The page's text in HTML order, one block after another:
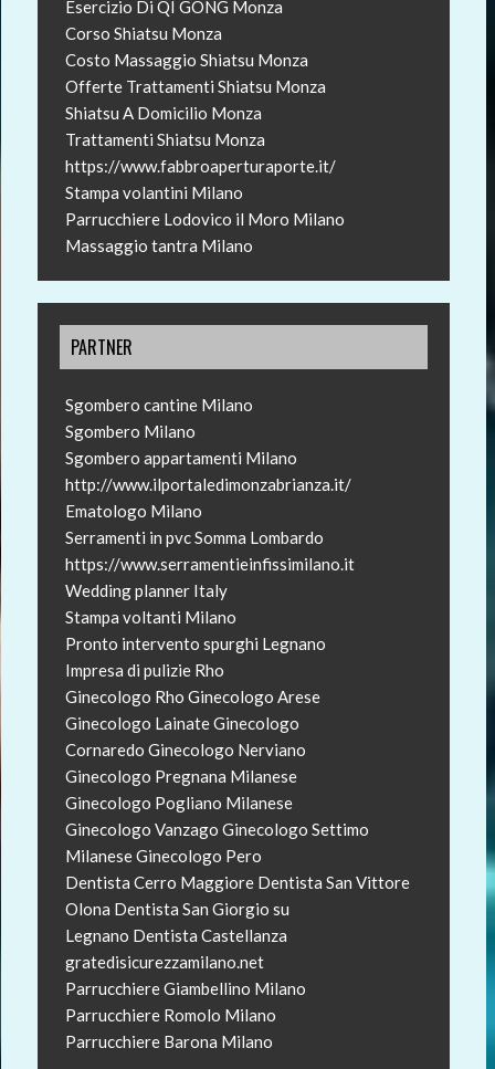
Esercizio Di QI GONG Monza
Corso Shiatsu Monza
Costo Massaggio Shiatsu Monza
Offerte Trattamenti Shiatsu Monza
Shiatsu A Domicilio Monza
Trattamenti Shiatsu Monza
https://www.fabbroaperturaporte.it/
Stampa volantini Milano
Parrucchiere Lodovico il Moro Milano
Massaggio tantra Milano
PARTNER
Sgombero cantine Milano
Sgombero Milano
Sgombero appartamenti Milano
http://www.ilportaledimonzabrianza.it/
Ematologo Milano
Serramenti in pvc Somma Lombardo
https://www.serramentieinfissimilano.it
Wedding planner Italy
Stampa voltanti Milano
Pronto intervento spurghi Legnano
Impresa di pulizie Rho
Ginecologo Rho Ginecologo Arese
Ginecologo LainateGinecologo
Cornaredo Ginecologo Nerviano
Ginecologo Pregnana Milanese
Ginecologo Pogliano Milanese
Ginecologo Vanzago Ginecologo Settimo
MilaneseGinecologo Pero
Dentista Cerro Maggiore Dentista San Vittore
Olona Dentista San Giorgio su
Legnano Dentista Castellanza
gratedisicurezzamilano.net
Parrucchiere Giambellino Milano
Parrucchiere Romolo Milano
Parrucchiere Barona Milano